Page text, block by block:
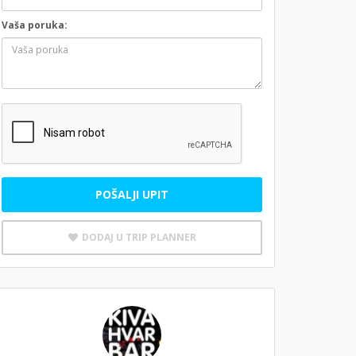
Vaša poruka:
POŠALJI UPIT
DODAJ U TRIP PLANNER